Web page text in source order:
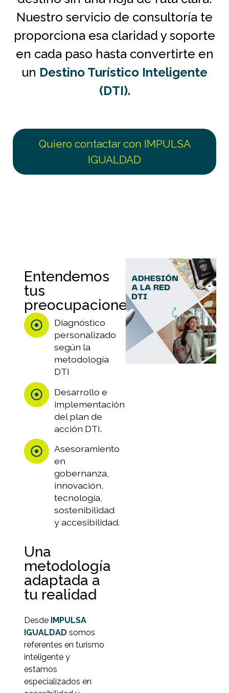
Nuestro servicio de consultoría te
proporciona esa claridad y soporte
en cada paso hasta convertirte en
un Destino Turístico Inteligente
(DTI).
Quiero contactar con IMPULSA
IGUALDAD
Entendemos
tus
preocupaciones
Diagnóstico
personalizado
según la
metodología
DTI
Desarrollo e
implementación
del plan de
acción DTI.
Asesoramiento
en
gobernanza,
innovación,
tecnología,
sostenibilidad
y accesibilidad.
Una
metodología
adaptada a
tu realidad
Desde IMPULSA
IGUALDAD somos
referentes en turismo
inteligente y
estamos
especializados en